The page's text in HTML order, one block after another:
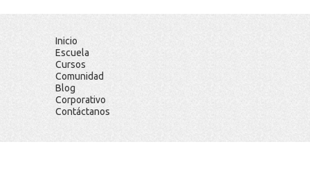
Inicio
Escuela
Cursos
Comunidad
Blog
Corporativo
Contáctanos